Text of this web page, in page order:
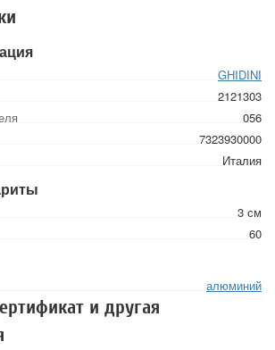
GHIDINI
2121303
056
7323930000
Италия
3 см
60
алюминий
и другая